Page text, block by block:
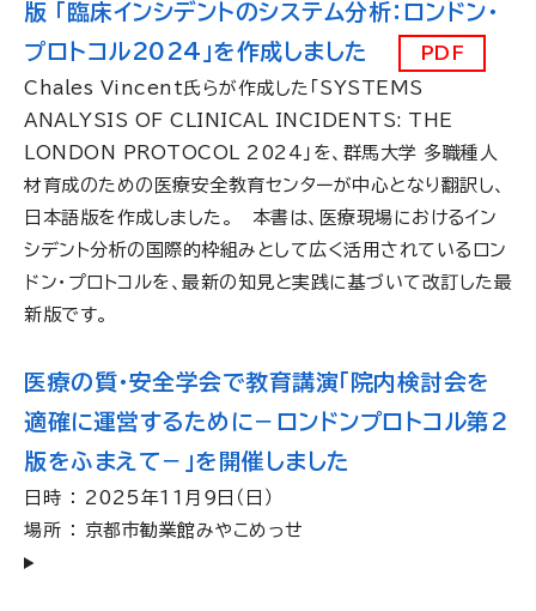
版 「臨床インシデントのシステム分析：ロンドン・
プロトコル2024」を作成しました
PDF
Chales Vincent氏らが作成した「SYSTEMS
ANALYSIS OF CLINICAL INCIDENTS: THE
LONDON PROTOCOL 2024」を、群馬大学 多職種人
材育成のための医療安全教育センターが中心となり翻訳し、
日本語版を作成しました。 本書は、医療現場におけるイン
シデント分析の国際的枠組みとして広く活用されているロン
ドン・プロトコルを、最新の知見と実践に基づいて改訂した最
新版です。
医療の質・安全学会で教育講演「院内検討会を
適確に運営するために－ロンドンプロトコル第2
版をふまえて－」を開催しました
日時 ： 2025年11月９日（日）
場所 ： 京都市勧業館みやこめっせ